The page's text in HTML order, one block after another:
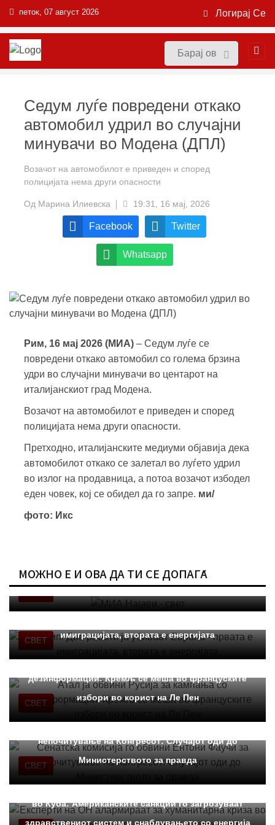
петок, 07 август 2026 Логирај Се
Седум луѓе повредени откако
автомобил удрил во случајни
минувачи во Модена (ДПЛ)
Возачот на автомобилот е приведен и според
полицијата нема други опасности
Од Марина Илиевска 19:31, 16 мај, 2026
Facebook Twitter
Whatsapp
Рим, 16 мај 2026 (МИА) – Седум луѓе се
повредени откако автомобил со голема брзина
удри во случајни минувачи во центарот на
италијанскиот град Модена.
Возачот на автомобилот е приведен и според
полицијата нема други опасности.
Претходно, италијанските медиуми објавија дека
автомобилот откако се залетал во луѓето удрил
во излог на продавница, а потоа возачот избодел
еден човек, кој се обидел да го запре. ми/
фото: Икс
МОЖНО Е И ОВА ДА ТИ СЕ ДОПАЃА
МИА Најави - свет
СВЕТ
имиграцијата, втората е енергијата
СВЕТ
Атал ја обвини Русија за кампања со
дезинформации: Кремљ се меша во француските
избори во корист на Ле Пен
СВЕТ
Сенатска комисија го обвини Ентони Фаучи за
непочитување на Конгресот: Случајот оди до
Министерството за правда
Експерти на ОН алармираат за хуманитарна криза
во Куба: Американските санкции го загрозуваат
здравствениот систем и снабдувањето со енергија